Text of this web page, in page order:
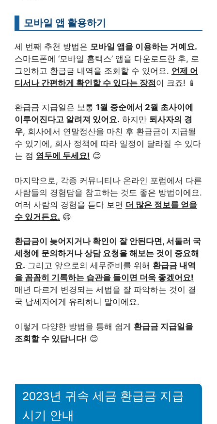
모바일 앱 활용하기
세 번째 추천 방법은 모바일 앱을 이용하는 거예요.
스마트폰에 ‘모바일 홈택스’ 앱을 다운로드한 후, 로
그인하고 환급금 내역을 조회할 수 있어요. 언제 어
디서나 간편하게 확인할 수 있다는 장점이 크죠! 📱
환급금 지급일은 보통 1월 중순에서 2월 초사이에
이루어진다고 알려져 있어요. 하지만 퇴사자의 경
우, 회사에서 연말정산을 마친 후 환급금이 지급될
수 있기에, 회사 정책에 따라 일정이 달라질 수 있다
는 점 염두에 두세요! 😊
마지막으로, 각종 커뮤니티나 온라인 포럼에서 다른
사람들의 경험담을 참고하는 것도 좋은 방법이에요.
여러 사람의 경험을 듣다 보면 더 많은 정보를 얻을
수 있거든요. 😄
환급금이 늦어지거나 확인이 잘 안된다면, 서둘러 국
세청에 문의하거나 상담 요청을 해보는 것이 중요해
요. 그리고 앞으로의 세무준비를 위해 환급금 내역
을 꼼꼼히 기록하는 습관을 들이면 더욱 좋겠어요!
매년 다르게 변경되는 세법을 잘 파악하는 것이 결
국 납세자에게 유리하니 말이에요.
이렇게 다양한 방법을 통해 쉽게 환급금 지급일을
조회할 수 있답니다! 😊
2023년 귀속 세금 환급금 지급
시기 안내